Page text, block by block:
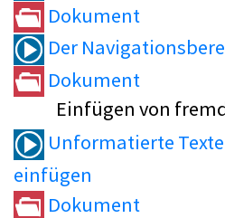
Dokument
Der
Dokument
Einfügen von
Unformatierte
einfügen
Dokument